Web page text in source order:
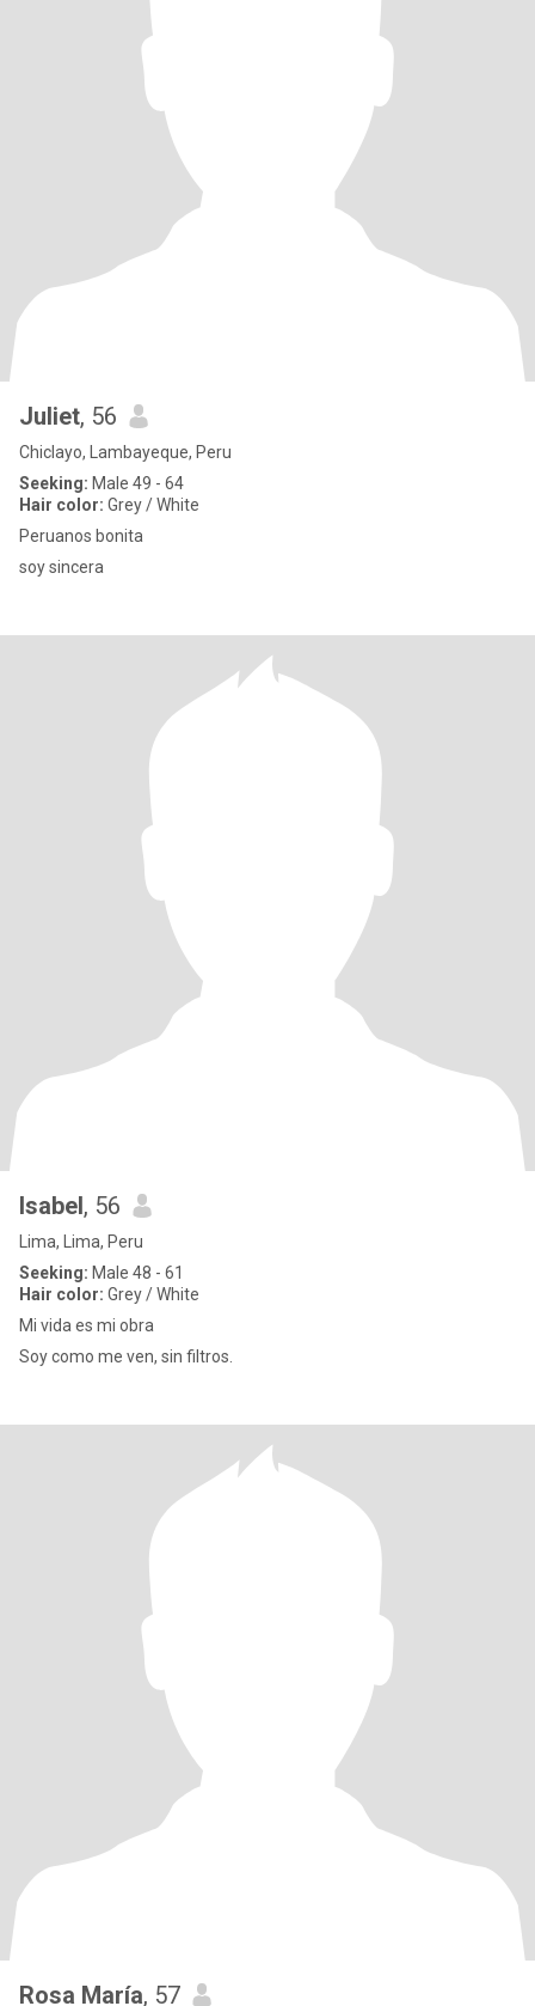
Juliet, 56
Chiclayo, Lambayeque, Peru
Seeking: Male 49 - 64
Hair color: Grey / White
Peruanos bonita
soy sincera
Isabel, 56
Lima, Lima, Peru
Seeking: Male 48 - 61
Hair color: Grey / White
Mi vida es mi obra
Soy como me ven, sin filtros.
Rosa María, 57